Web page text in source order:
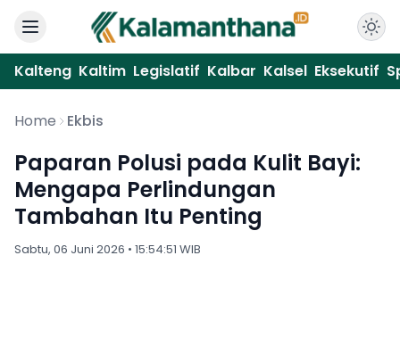
Kalteng Kaltim Legislatif Kalbar Kalsel Eksekutif
Home Ekbis
Paparan Polusi pada Kulit Bayi:
Mengapa Perlindungan
Tambahan Itu Penting
Sabtu, 06 Juni 2026 • 15:54:51 WIB